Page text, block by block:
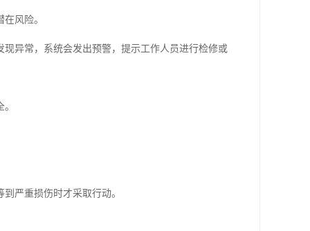
风险。
异常，系统会发出预警，提示工作人员进行检修或
严重损伤时才采取行动。